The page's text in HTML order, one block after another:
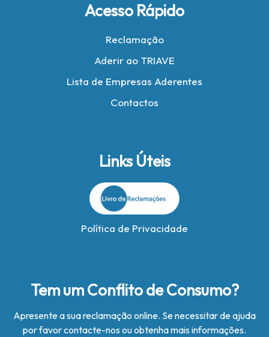
Acesso Rápido
Reclamação
Aderir ao TRIAVE
Lista de Empresas Aderentes
Contactos
Links Úteis
Política de Privacidade
Tem um Conflito de Consumo?
Apresente a sua reclamação online. Se necessitar de ajuda
por favor contacte-nos ou obtenha mais informações.